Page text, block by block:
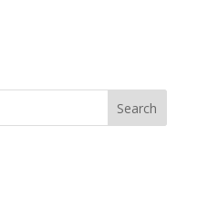
Search